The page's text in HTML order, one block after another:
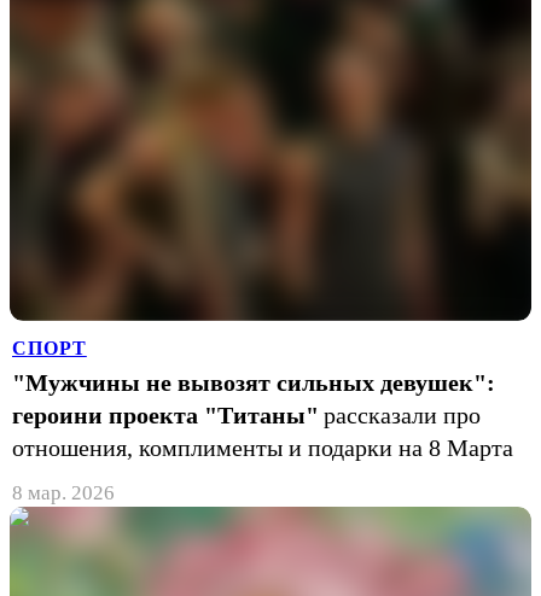
СПОРТ
"Мужчины не вывозят сильных девушек":
героини проекта "Титаны" рассказали про
отношения, комплименты и подарки на 8 Марта
8 мар. 2026